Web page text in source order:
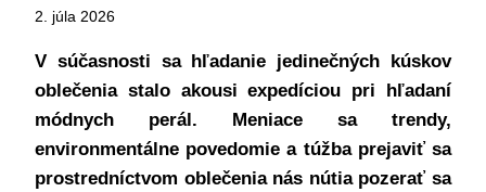
2. júla 2026
V súčasnosti sa hľadanie jedinečných kúskov
oblečenia stalo akousi expedíciou pri hľadaní
módnych perál. Meniace sa trendy,
environmentálne povedomie a túžba prejaviť sa
prostredníctvom oblečenia nás nútia pozerať sa